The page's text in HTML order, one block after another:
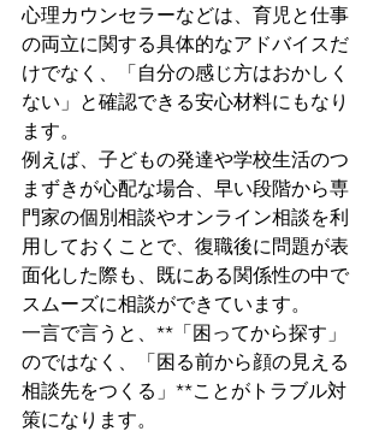
心理カウンセラーなどは、育児と仕事
の両立に関する具体的なアドバイスだ
けでなく、「自分の感じ方はおかしく
ない」と確認できる安心材料にもなり
ます。
例えば、子どもの発達や学校生活のつ
まずきが心配な場合、早い段階から専
門家の個別相談やオンライン相談を利
用しておくことで、復職後に問題が表
面化した際も、既にある関係性の中で
スムーズに相談ができています。
一言で言うと、**「困ってから探す」
のではなく、「困る前から顔の見える
相談先をつくる」**ことがトラブル対
策になります。